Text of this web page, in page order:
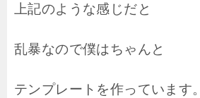
上記のような感じだと
乱暴なので僕はちゃんと
テンプレートを作っています。